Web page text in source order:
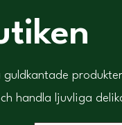
handla ljuvliga